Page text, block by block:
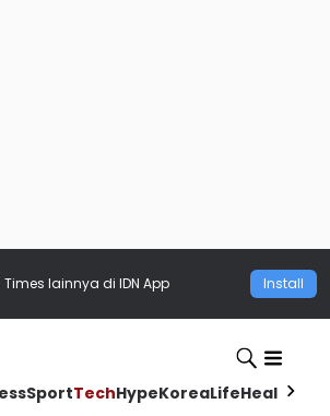
Times lainnya di IDN App Install
SportTechHypeKoreaLifeHealth